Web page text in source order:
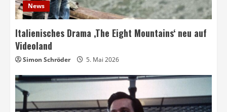
News
Italienisches Drama ‚The Eight Mountains‘ neu auf
Videoland
Simon Schröder 5. Mai 2026